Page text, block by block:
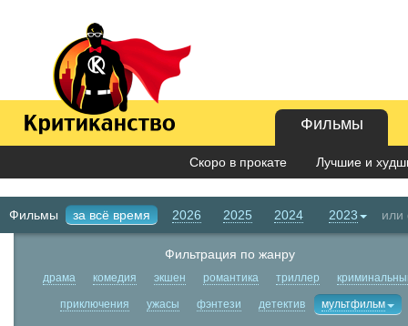
Фильмы
Скоро в прокате Лучшие и
Фильмы за всё время 2026 2025 2024 2023
Фильтрация по жанру
драма комедия экшен романтика триллер
приключения ужасы фэнтези детектив мультфильм